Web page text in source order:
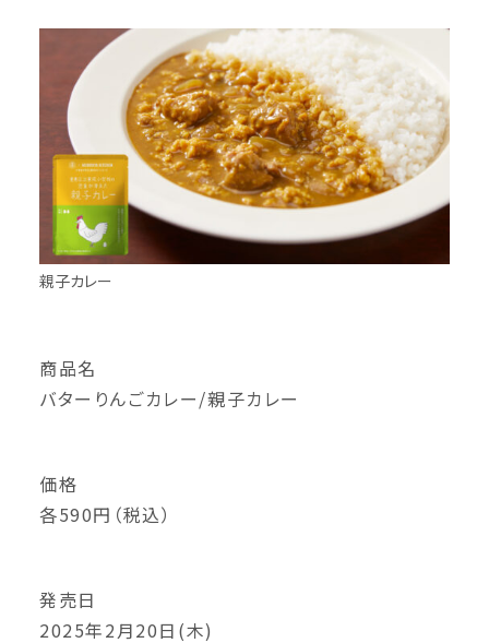
親子カレー
商品名
バターりんごカレー/親子カレー
価格
各590円（税込）
発売日
2025年2月20日(木)